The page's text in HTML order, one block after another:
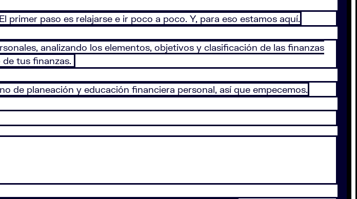
paso es relajarse e ir poco a poco. Y, para eso estamos aquí.
analizando los elementos, objetivos y clasificación de las finanzas
tus finanzas.
de planeación y educación financiera personal, así que empecemos.